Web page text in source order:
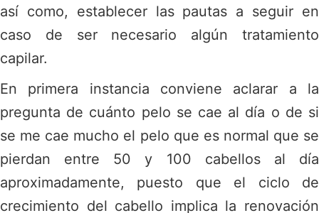
así como, establecer las pautas a seguir en
caso de ser necesario algún tratamiento
capilar.
En primera instancia conviene aclarar a la
pregunta de cuánto pelo se cae al día o de si
se me cae mucho el pelo que es normal que se
pierdan entre 50 y 100 cabellos al día
aproximadamente, puesto que el ciclo de
crecimiento del cabello implica la renovación